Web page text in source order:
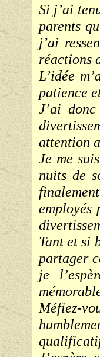
Si j’ai
parents
j’ai
réactions
L’idée
patience
J’ai
attention
Je me
nuits de
employés
Tant et si
partager
je
Méfiez-